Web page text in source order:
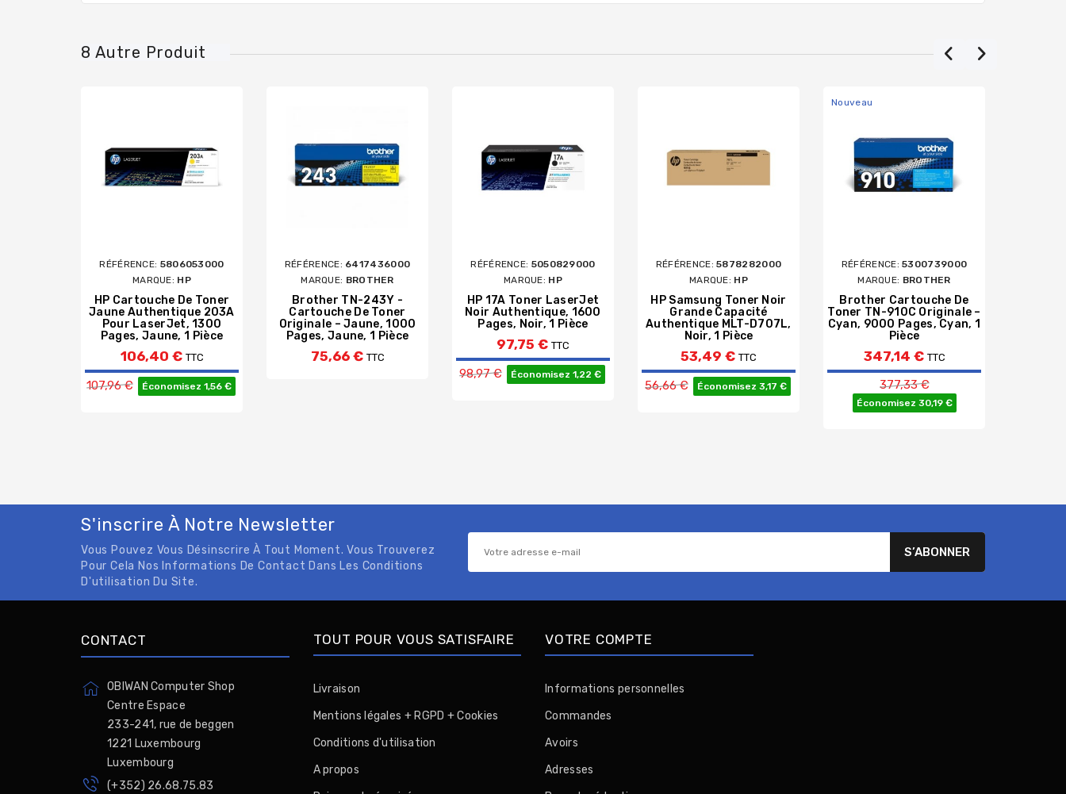
8 Autre Produit
RÉFÉRENCE: 5806053000
MARQUE: HP
HP Cartouche De Toner
Jaune Authentique 203A
Pour LaserJet, 1300
Pages, Jaune, 1 Pièce
106,40 € TTC
Prix de base
107,96 € Économisez 1,56 €
RÉFÉRENCE: 6417436000
MARQUE: BROTHER
Brother TN-243Y -
Cartouche De Toner
Originale – Jaune, 1000
Pages, Jaune, 1 Pièce
75,66 € TTC
RÉFÉRENCE: 5050829000
MARQUE: HP
HP 17A Toner LaserJet
Noir Authentique, 1600
Pages, Noir, 1 Pièce
97,75 € TTC
Prix de base
98,97 € Économisez 1,22 €
RÉFÉRENCE:5878282000
MARQUE: HP
HP Samsung Toner Noir
Grande Capacité
Authentique MLT-D707L,
Noir, 1 Pièce
53,49 € TTC
Prix de base
56,66 € Économisez 3,17 €
Nouveau
RÉFÉRENCE:5300739000
MARQUE: BROTHER
Brother Cartouche De
Toner TN-910C Originale –
Cyan, 9000 Pages, Cyan, 1
Pièce
347,14 € TTC
Prix de base
377,33 €
Économisez 30,19 €
S'inscrire À Notre Newsletter
Vous Pouvez Vous Désinscrire À Tout Moment. Vous Trouverez
Pour Cela Nos Informations De Contact Dans Les Conditions
D'utilisation Du Site.
CONTACT
OBIWAN Computer Shop
Centre Espace
233-241, rue de beggen
1221 Luxembourg
Luxembourg
(+352) 26.68.75.83
TOUT POUR VOUS SATISFAIRE
Livraison
Mentions légales + RGPD + Cookies
Conditions d'utilisation
A propos
VOTRE COMPTE
Informations personnelles
Commandes
Avoirs
Adresses